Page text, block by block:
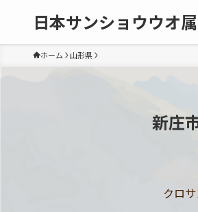
日本サンショウウオ
ホーム 山形県
新庄
クロ